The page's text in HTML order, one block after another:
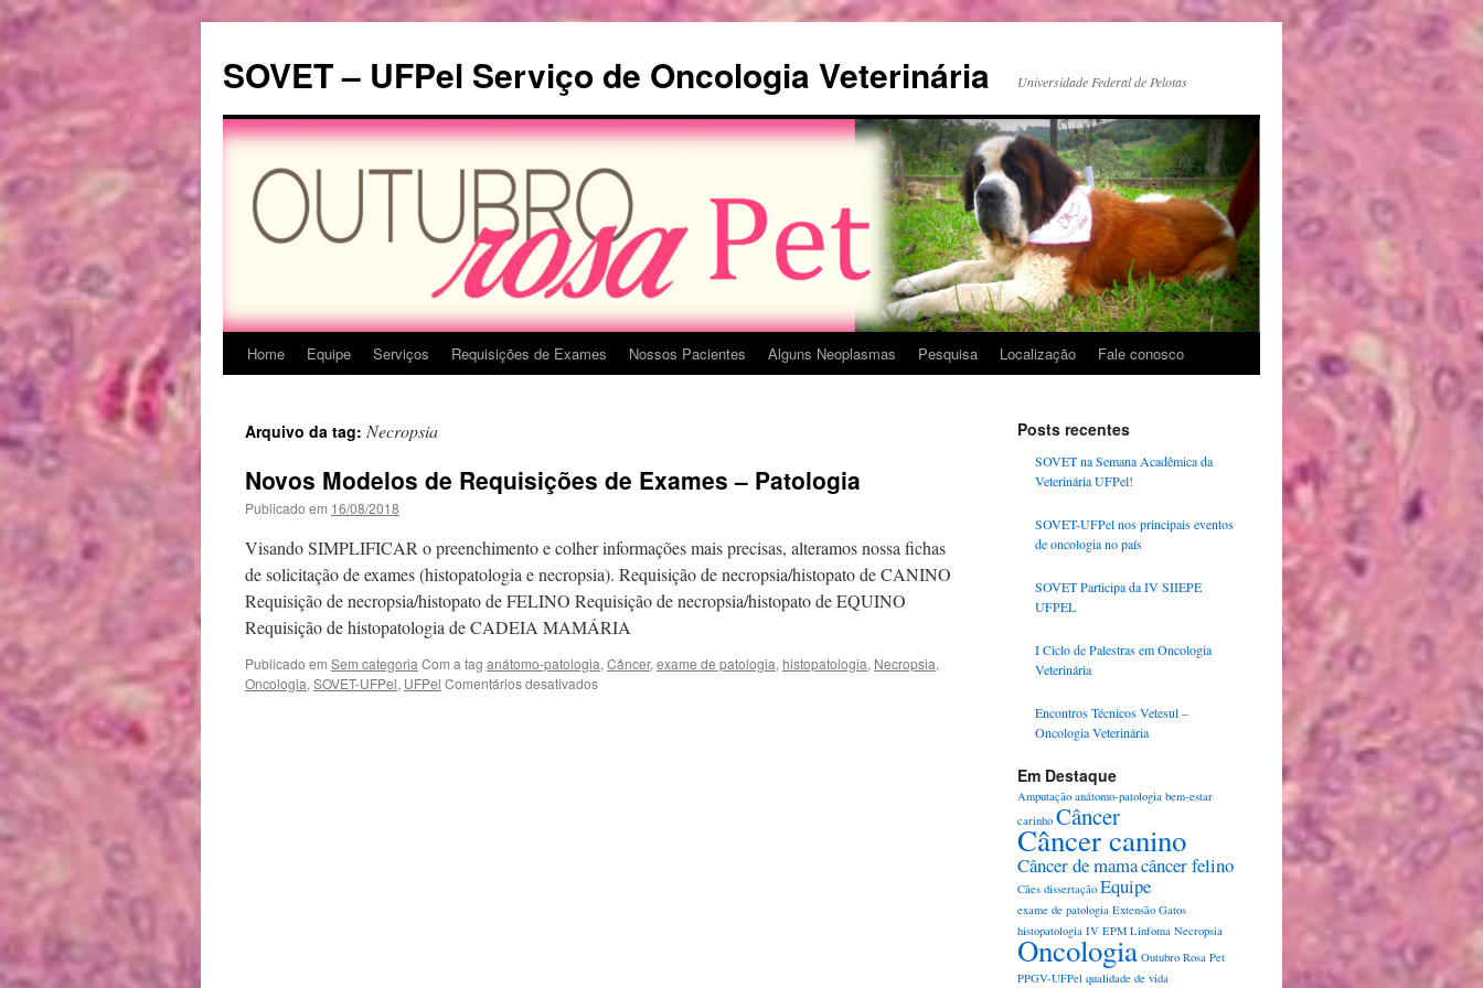
o
conteúdo
SOVET – UFPel Serviço de Oncologia Veterinária Universidade Federal de Pelotas
Home Equipe Serviços Requisições de Exames Nossos Pacientes Alguns Neoplasmas Pesquisa Localização Fale conosco
Arquivo da tag: Necropsia
Novos Modelos de Requisições de Exames – Patologia
Publicado em 16/08/2018
Visando SIMPLIFICAR o preenchimento e colher informações mais precisas, alteramos nossa fichas
de solicitação de exames (histopatologia e necropsia). Requisição de necropsia/histopato de CANINO
Requisição de necropsia/histopato de FELINO Requisição de necropsia/histopato de EQUINO
Requisição de histopatologia de CADEIA MAMÁRIA
Publicado em Sem categoria Com a tag anátomo-patologia, Câncer, exame de patologia, histopatologia, Necropsia,
Oncologia, SOVET-UFPel, UFPel Comentários desativadosem
Posts recentes
SOVET na Semana Acadêmica da
Veterinária UFPel!
SOVET-UFPel nos principais eventos
de oncologia no país
SOVET Participa da IV SIIEPE
UFPEL
I Ciclo de Palestras em Oncologia
Veterinária
Encontros Técnicos Vetesul –
Oncologia Veterinária
Em Destaque
Amputação anátomo-patologia bem-estar
carinho Câncer
Câncer canino
Câncer de mamacâncer felino
Cães dissertação Equipe
exame de patologia Extensão Gatos
histopatologia IV EPM Linfoma Necropsia
Oncologia Outubro Rosa Pet
PPGV-UFPel qualidade de vida